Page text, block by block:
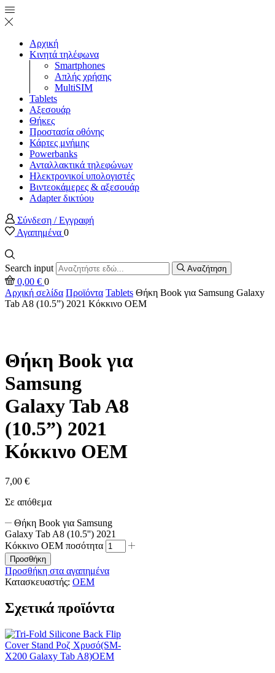
Αρχική
Κινητά τηλέφωνα
Smartphones
Απλής χρήσης
MultiSIM
Tablets
Αξεσουάρ
Θήκες
Προστασία οθόνης
Κάρτες μνήμης
Powerbanks
Ανταλλακτικά τηλεφώνων
Ηλεκτρονικοί υπολογιστές
Βιντεοκάμερες & αξεσουάρ
Adapter δικτύου
Σύνδεση / Εγγραφή
Αγαπημένα 0
Search input Αναζήτηση
0,00 € 0
Αρχική σελίδα Προϊόντα Tablets Θήκη Book για Samsung Galaxy
Tab A8 (10.5”) 2021 Κόκκινο ΟΕΜ
Θήκη Book για
Samsung
Galaxy Tab A8
(10.5”) 2021
Κόκκινο ΟΕΜ
7,00 €
Σε απόθεμα
Θήκη Book για Samsung
Galaxy Tab A8 (10.5'') 2021
Κόκκινο ΟΕΜ ποσότητα
Προσθήκη
Προσθήκη στα αγαπημένα
Κατασκευαστής: OEM
Σχετικά προϊόντα